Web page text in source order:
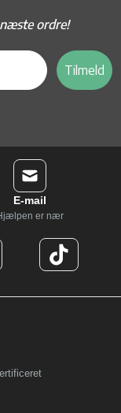
ordre!
Tilmeld
E-mail
er nær